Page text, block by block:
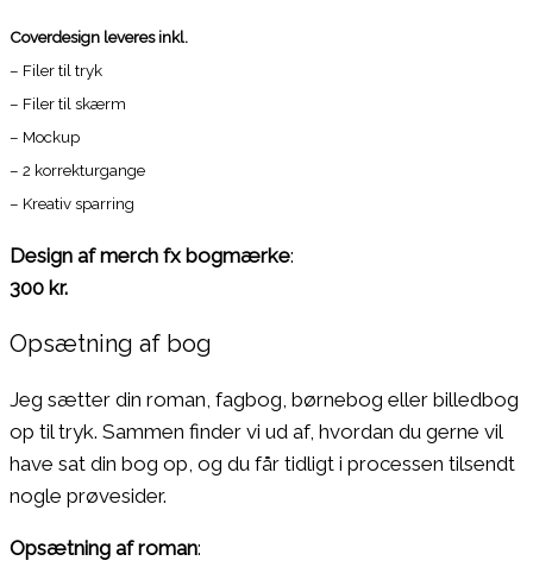
Coverdesign leveres inkl.
– Filer til tryk
– Filer til skærm
– Mockup
– 2 korrekturgange
– Kreativ sparring
Design af merch fx bogmærke:
300 kr.
Opsætning af bog
Jeg sætter din roman, fagbog, børnebog eller billedbog
op til tryk. Sammen finder vi ud af, hvordan du gerne vil
have sat din bog op, og du får tidligt i processen tilsendt
nogle prøvesider.
Opsætning af roman: